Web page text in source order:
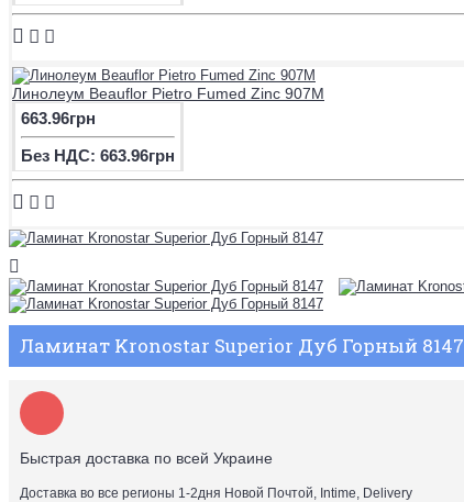
Линолеум Beauflor Pietro Fumed Zinc 907M
663.96грн
Без НДС: 663.96грн
Ламинат Kronostar Superior Дуб Горный 8147
Быстрая доставка по всей Украине
Доставка во все регионы 1-2дня Новой Почтой, Intime, Delivery